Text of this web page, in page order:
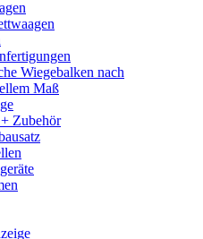
Wiegebalken nach
Maß
Zubehör